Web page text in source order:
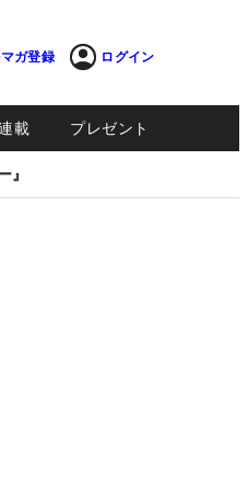
ガ登録 ログイン
載 プレゼント
』